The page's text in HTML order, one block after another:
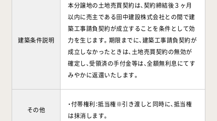
建築条件説明
本分譲地の土地売買契約は、契約締結後３ヶ月
以内に売主である田中建設株式会社との間で建
築工事請負契約が成立することを条件として効
力を生じます。期限までに、建築工事請負契約が
成立しなかったときは、土地売買契約の無効が
確定し、受領済の手付金等は、全額無利息にてす
みやかに返還いたします。
その他
・付帯権利：抵当権※引き渡しと同時に、抵当権
は抹消します。